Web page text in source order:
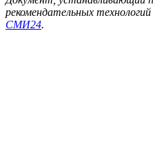
рекомендательных
СМИ24.